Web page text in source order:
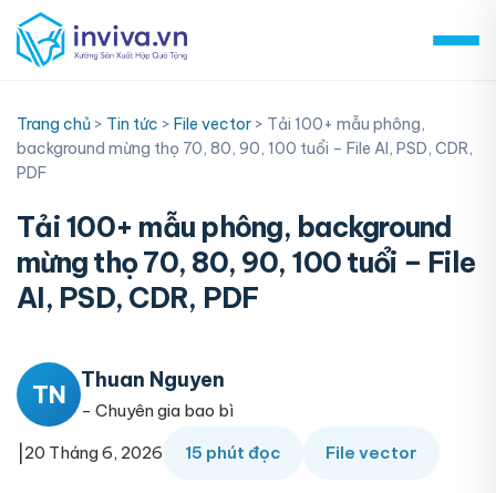
Skip
to
content
Trang chủ > Tin tức > File vector > Tải 100+ mẫu phông,
background mừng thọ 70, 80, 90, 100 tuổi – File AI, PSD, CDR,
PDF
Tải 100+ mẫu phông, background
mừng thọ 70, 80, 90, 100 tuổi – File
AI, PSD, CDR, PDF
TN Thuan Nguyen
- Chuyên gia bao bì
20 Tháng 6, 2026 15 phút đọc File vector